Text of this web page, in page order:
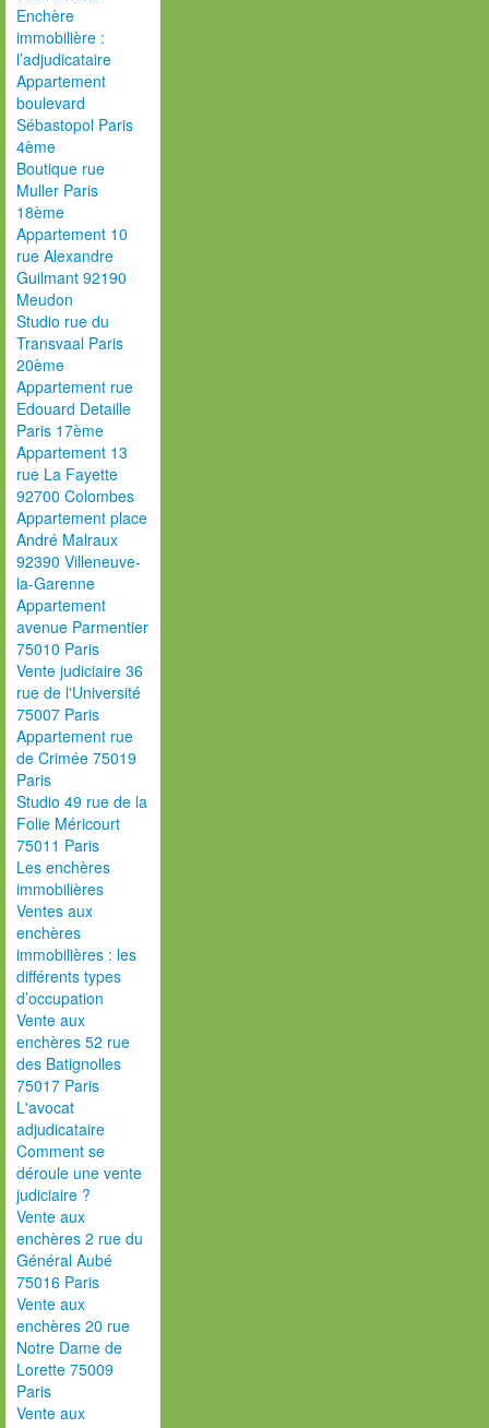
Enchère
immobilière :
l’adjudicataire
Appartement
boulevard
Sébastopol Paris
4ème
Boutique rue
Muller Paris
18ème
Appartement 10
rue Alexandre
Guilmant 92190
Meudon
Studio rue du
Transvaal Paris
20ème
Appartement rue
Edouard Detaille
Paris 17ème
Appartement 13
rue La Fayette
92700 Colombes
Appartement place
André Malraux
92390 Villeneuve-
la-Garenne
Appartement
avenue Parmentier
75010 Paris
Vente judiciaire 36
rue de l'Université
75007 Paris
Appartement rue
de Crimée 75019
Paris
Studio 49 rue de la
Folie Méricourt
75011 Paris
Les enchères
immobilières
Ventes aux
enchères
immobilières : les
différents types
d’occupation
Vente aux
enchères 52 rue
des Batignolles
75017 Paris
L'avocat
adjudicataire
Comment se
déroule une vente
judiciaire ?
Vente aux
enchères 2 rue du
Général Aubé
75016 Paris
Vente aux
enchères 20 rue
Notre Dame de
Lorette 75009
Paris
Vente aux